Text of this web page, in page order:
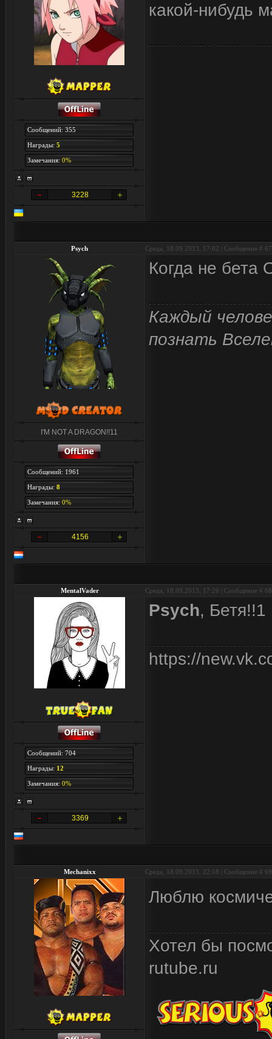
Сообщений: 355
Награды: 5
Замечания: 0%
3228
какой-нибудь
Psych Среда, 18.09.2013, 17:02 | Сообщение # 67
I'M NOT A DRAGON!!11
Сообщений: 1961
Награды: 8
Замечания: 0%
4156
Когда не бета
Каждый
познать
MentalVader Среда, 18.09.2013, 17:26 | Сообщение # 68
Сообщений: 704
Награды: 12
Замечания: 0%
3369
Psych, Бетя!!1
https://
Mechanixx Среда, 18.09.2013, 22:18 | Сообщение # 69
Люблю
Хотел бы
rutube.ru